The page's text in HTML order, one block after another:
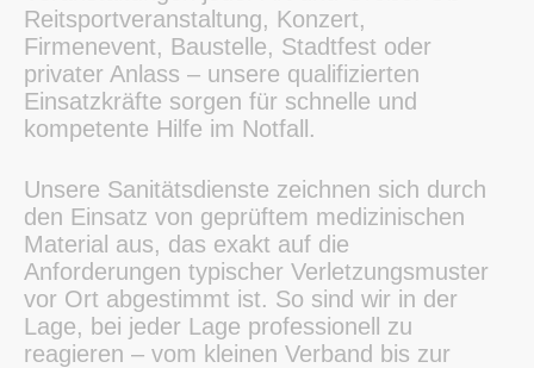
Reitsportveranstaltung, Konzert,
Firmenevent, Baustelle, Stadtfest oder
privater Anlass – unsere qualifizierten
Einsatzkräfte sorgen für schnelle und
kompetente Hilfe im Notfall.
Unsere Sanitätsdienste zeichnen sich durch
den Einsatz von geprüftem medizinischen
Material aus, das exakt auf die
Anforderungen typischer Verletzungsmuster
vor Ort abgestimmt ist. So sind wir in der
Lage, bei jeder Lage professionell zu
reagieren – vom kleinen Verband bis zur